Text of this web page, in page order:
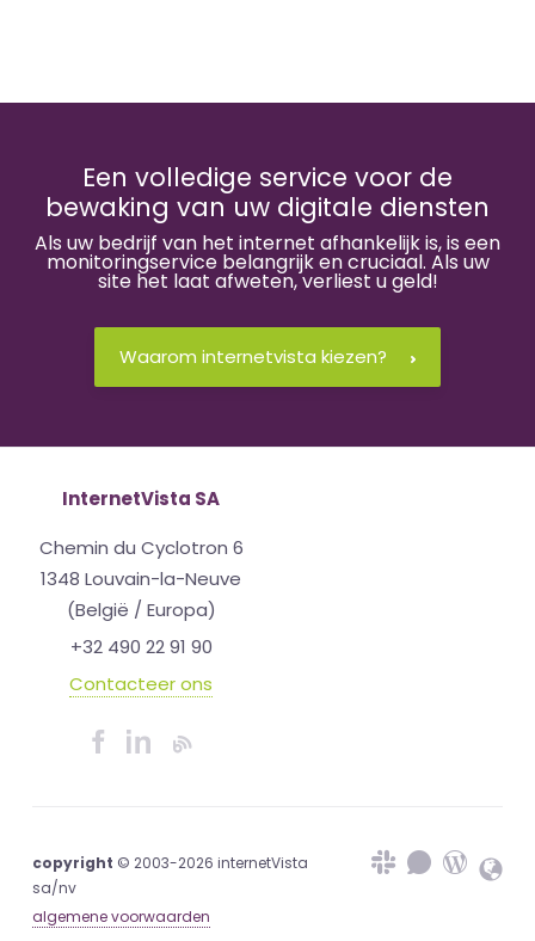
Een volledige service voor de
bewaking van uw digitale diensten
Als uw bedrijf van het internet afhankelijk is, is een
monitoringservice belangrijk en cruciaal. Als uw
site het laat afweten, verliest u geld!
Waarom internetvista kiezen?
InternetVista SA
Chemin du Cyclotron 6
1348 Louvain-la-Neuve
(België / Europa)
+32 490 22 91 90
Contacteer ons
copyright © 2003-2026 internetVista
sa/nv
algemene voorwaarden